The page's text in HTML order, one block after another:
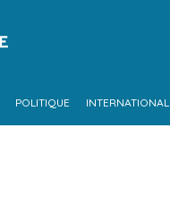
POLITIQUE INTERNATIONAL